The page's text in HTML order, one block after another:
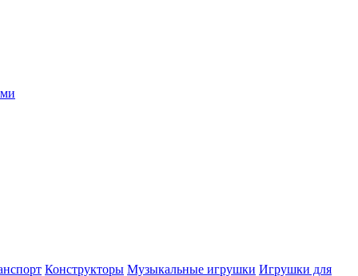
Конструкторы Музыкальные игрушки Игрушки для